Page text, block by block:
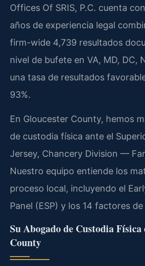
Offices Of SRIS, P.C. cuenta
años de experiencia legal
firm-wide 4,739 resultados
nivel de bufete en VA, MD, DC,
una tasa de resultados
93%.
En Gloucester County, hemos
de custodia física ante el
Jersey, Chancery Division —
Nuestro equipo entiende los
proceso local, incluyendo el
Panel (ESP) y los 14 factores
Su Abogado de Custodia
County